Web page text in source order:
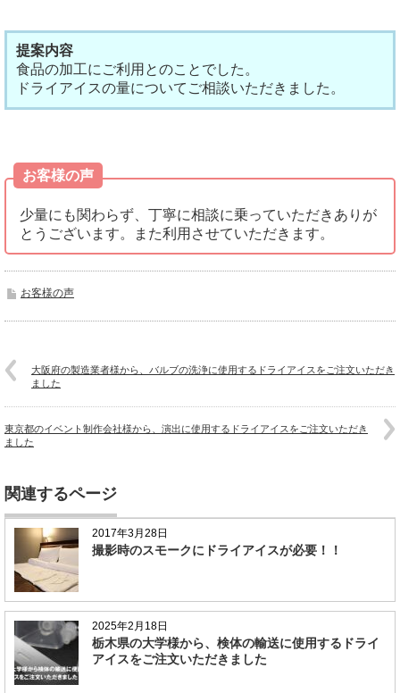
提案内容
食品の加工にご利用とのことでした。
ドライアイスの量についてご相談いただきました。
お客様の声
少量にも関わらず、丁寧に相談に乗っていただきありが
とうございます。また利用させていただきます。
お客様の声
大阪府の製造業者様から、バルブの洗浄に使用するドライアイスをご注文いただき
ました
東京都のイベント制作会社様から、演出に使用するドライアイスをご注文いただき
ました
関連するページ
2017年3月28日
撮影時のスモークにドライアイスが必要！！
2025年2月18日
栃木県の大学様から、検体の輸送に使用するドライ
アイスをご注文いただきました